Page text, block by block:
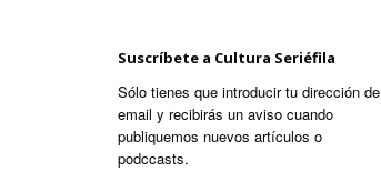
Suscríbete a Cultura Seriéfila
Sólo tienes que introducir tu dirección de
email y recibirás un aviso cuando
publiquemos nuevos artículos o
podccasts.